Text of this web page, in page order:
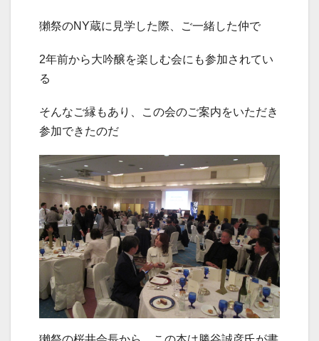
獺祭のNY蔵に見学した際、ご一緒した仲で
2年前から大吟醸を楽しむ会にも参加されてい
る
そんなご縁もあり、この会のご案内をいただき
参加できたのだ